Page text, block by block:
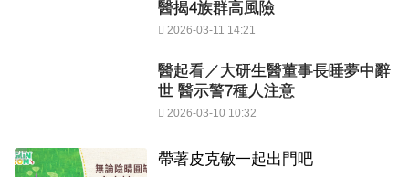
醫揭4族群高風險
2026-03-11 14:21
醫起看／大研生醫董事長睡夢中辭
世 醫示警7種人注意
2026-03-10 10:32
帶著皮克敏一起出門吧
PR